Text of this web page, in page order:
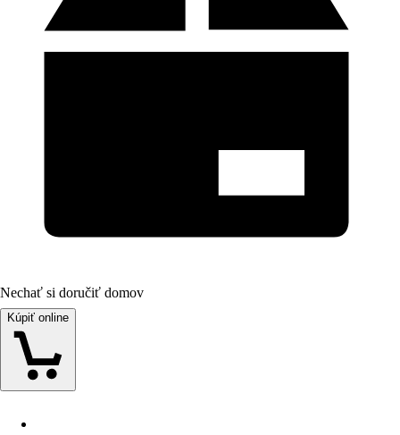
Nechať si doručiť domov
Kúpiť online